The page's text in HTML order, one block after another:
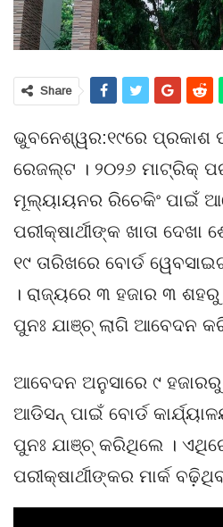
Share
ଭୁବନେଶ୍ୱର:୧୯ରେ ପ୍ରକାଶ
ରେଜଲ୍ଟ । ୨୦୨୬ ମାଟ୍ରିକ୍
ମୂଲ୍ୟାୟନର ରିଚେକିଂ ପାଇଁ
ପରୀକ୍ଷାର୍ଥୀଙ୍କ ଖାତା
୧୯ ତାରିଖରେ ବୋର୍ଡ
। ରାଜ୍ୟରେ ୩ ହଜାର ୩ ଶହରୁ
ପୁନଃ ଯାଞ୍ଚ୍ ଲାଗି ଆବେଦନ
ଆବେଦନ ଅନୁସାରେ ୯ ହଜାରରୁ
ଆଡିସନ୍ ପାଇଁ ବୋର୍ଡ
ପୁନଃ ଯାଞ୍ଚ୍ କରିଥିଲେ ।
ପରୀକ୍ଷାର୍ଥୀଙ୍କର ମାର୍କ